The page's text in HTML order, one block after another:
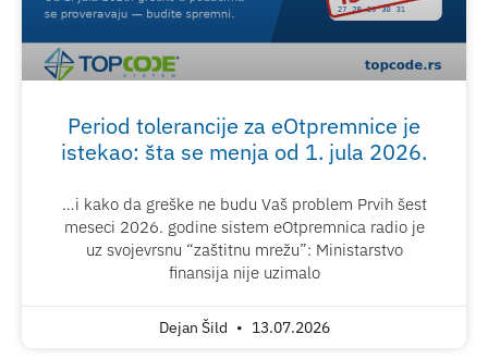
Period tolerancije za eOtpremnice je
istekao: šta se menja od 1. jula 2026.
…i kako da greške ne budu Vaš problem Prvih šest
meseci 2026. godine sistem eOtpremnica radio je
uz svojevrsnu “zaštitnu mrežu”: Ministarstvo
finansija nije uzimalo
Dejan Šild 13.07.2026